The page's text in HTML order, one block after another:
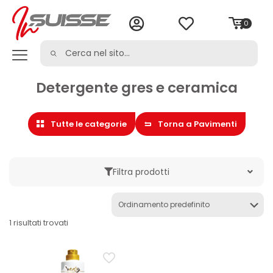
0
Detergente gres e ceramica
Tutte le categorie Torna a Pavimenti
Filtra prodotti
Cera per pavimenti
1 risultati trovati